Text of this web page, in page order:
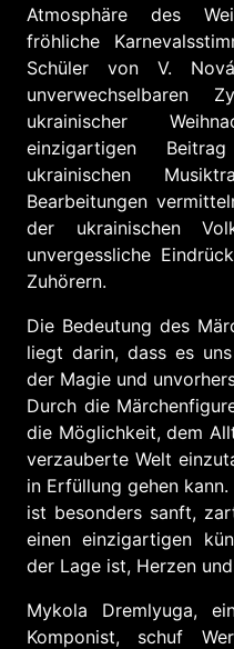
Atmosphäre des
fröhliche
Schüler von V.
unverwechselbaren
ukrainischer
einzigartigen
ukrainischen
Bearbeitungen
der ukrainischen
unvergessliche
Zuhörern.
Die Bedeutung des
liegt darin, dass es
der Magie und
Durch die
die Möglichkeit, dem
verzauberte Welt
in Erfüllung gehen
ist besonders sanft,
einen einzigartigen
der Lage ist, Herzen
Mykola Dremlyuga,
Komponist, schuf